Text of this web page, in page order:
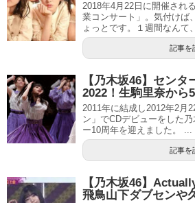
2018年4月22日に開催され
業コンサート」。気付けば
ょっとです。１週間なんて
記事を
【乃木坂46】セン
2022！生駒里奈から
2011年に結成し2012年2月
ン」でCDデビューをした
ー10周年を迎えました。 ...
記事を
【乃木坂46】
飛鳥山下ダブセンや